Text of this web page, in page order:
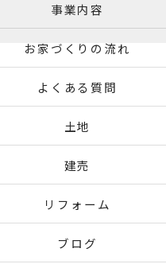
事業内容
お家づくりの流れ
よくある質問
土地
建売
リフォーム
ブログ